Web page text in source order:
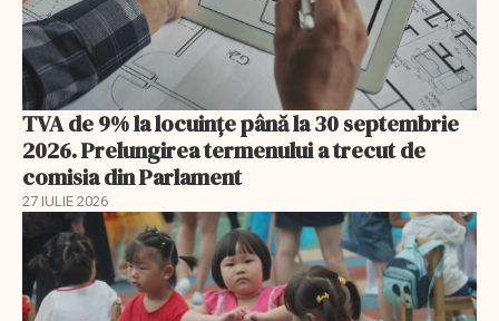
TVA de 9% la locuințe până la 30 septembrie
2026. Prelungirea termenului a trecut de
comisia din Parlament
27 IULIE 2026